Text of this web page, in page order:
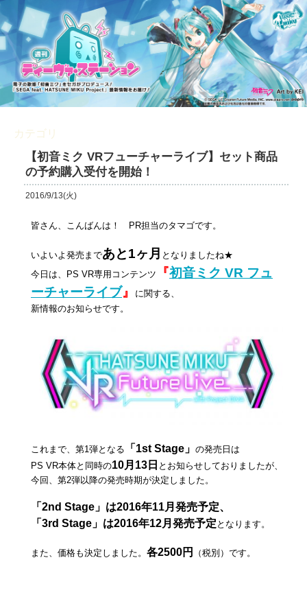
カテゴリ
【初音ミク VRフューチャーライブ】セット商品
の予約購入受付を開始！
2016/9/13(火)
皆さん、こんばんは！ PR担当のタマゴです。
いよいよ発売まであと1ヶ月 となりましたね★
今日は、PS VR専用コンテンツ
『初音ミク VR フュ
ーチャーライブ』
に関する、
新情報のお知らせです。
これまで、第1弾となる 「1st Stage」 の発売日は
PS VR本体と同時の10月13日 とお知らせしておりましたが、
今回、第2弾以降の発売時期が決定しました。
「2nd Stage」は2016年11月発売予定、
「3rd Stage」は2016年12月発売予定 となります。
また、価格も決定しました。 各2500円 （税別）です。